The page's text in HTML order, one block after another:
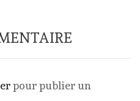
pour publier un